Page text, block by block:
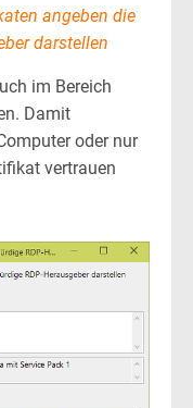
angeben die
darstellen
im Bereich
Damit
oder nur
vertrauen